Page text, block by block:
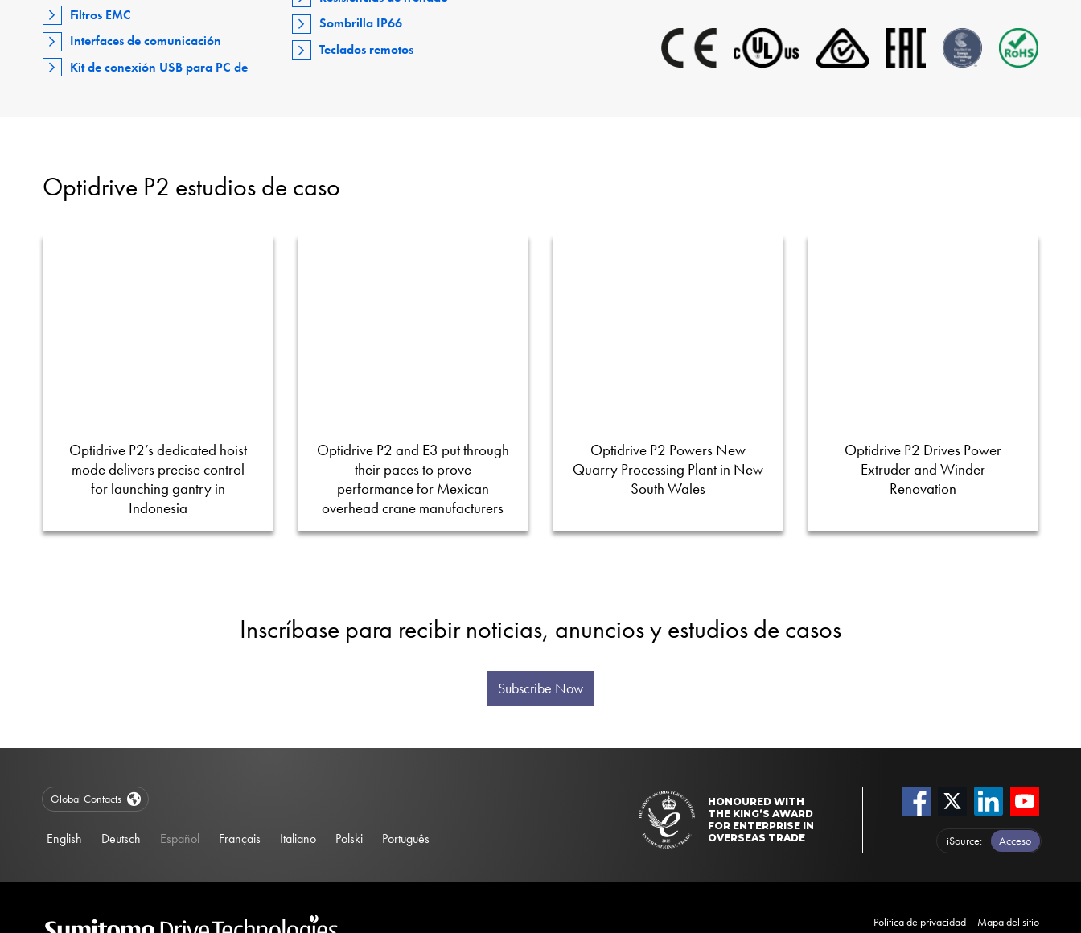
Filtros EMC
Interfaces de comunicación
Kit de conexión USB para PC de
Sombrilla IP66
Teclados remotos
Optidrive P2 estudios de caso
Optidrive P2’s dedicated hoist
mode delivers precise control
for launching gantry in
Indonesia
Optidrive P2 and E3 put through
their paces to prove
performance for Mexican
overhead crane manufacturers
Optidrive P2 Powers New
Quarry Processing Plant in New
South Wales
Optidrive P2 Drives Power
Extruder and Winder
Renovation
Inscríbase para recibir noticias, anuncios y estudios de casos
Subscribe Now
HONOURED WITH
THE KING’S AWARD
FOR ENTERPRISE IN
OVERSEAS TRADE
iSource Acceso
Global Contacts
English Deutsch Español Français Italiano Polski Português
Política de privacidad Mapa del sitio